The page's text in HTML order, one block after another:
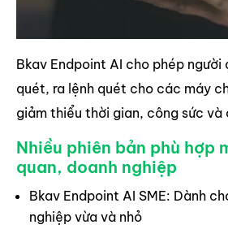
Bkav Endpoint AI cho phép
quét, ra lệnh quét cho các máy
giảm thiểu thời gian, công sức và
Nhiều phiên bản phù hợp
quan, doanh nghiệp
Bkav Endpoint AI SME: Dành
nghiệp vừa và nhỏ